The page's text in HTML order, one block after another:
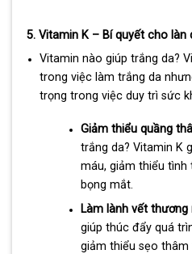
5. Vitamin K – Bí quyết cho làn
Vitamin nào giúp trắng da?
trong việc làm trắng da
trọng trong việc duy trì sức
Giảm thiểu quầng
trắng da? Vitamin K
máu, giảm thiểu
bọng mắt.
Làm lành vết thương
giúp thúc đẩy quá
giảm thiểu sẹo thâm